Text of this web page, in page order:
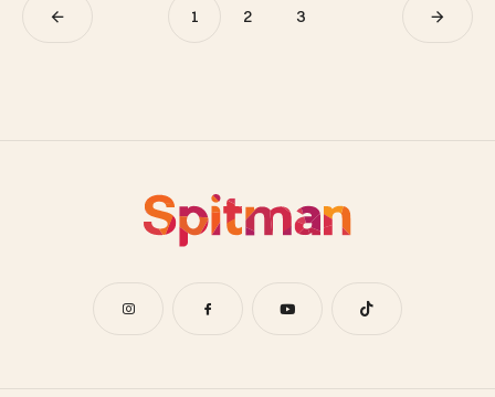
1 2 3